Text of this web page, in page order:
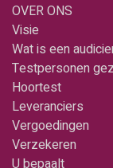
OVER ONS
Visie
Wat is een
Testpersonen
Hoortest
Leveranciers
Vergoedingen
Verzekeren
U bepaalt